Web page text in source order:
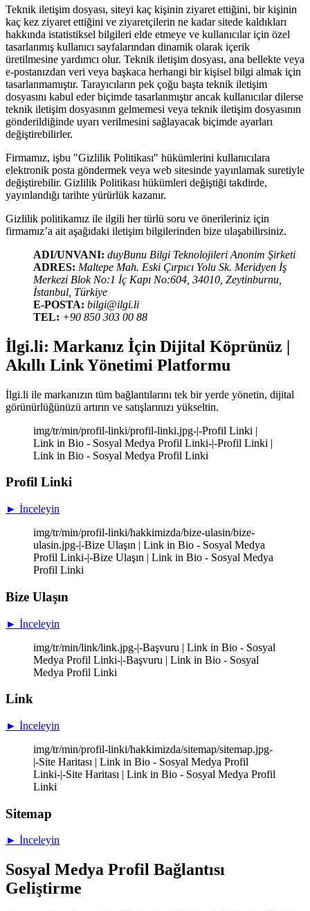
Teknik iletişim dosyası, siteyi kaç kişinin ziyaret ettiğini, bir kişinin
kaç kez ziyaret ettiğini ve ziyaretçilerin ne kadar sitede kaldıkları
hakkında istatistiksel bilgileri elde etmeye ve kullanıcılar için özel
tasarlanmış kullanıcı sayfalarından dinamik olarak içerik
üretilmesine yardımcı olur. Teknik iletişim dosyası, ana bellekte veya
e-postanızdan veri veya başkaca herhangi bir kişisel bilgi almak için
tasarlanmamıştır. Tarayıcıların pek çoğu başta teknik iletişim
dosyasını kabul eder biçimde tasarlanmıştır ancak kullanıcılar dilerse
teknik iletişim dosyasının gelmemesi veya teknik iletişim dosyasının
gönderildiğinde uyarı verilmesini sağlayacak biçimde ayarları
değiştirebilirler.
Firmamız, işbu "Gizlilik Politikası" hükümlerini kullanıcılara
elektronik posta göndermek veya web sitesinde yayınlamak suretiyle
değiştirebilir. Gizlilik Politikası hükümleri değiştiği takdirde,
yayınlandığı tarihte yürürlük kazanır.
Gizlilik politikamız ile ilgili her türlü soru ve önerileriniz için
firmamız’a ait aşağıdaki iletişim bilgilerinden bize ulaşabilirsiniz.
ADI/UNVANI: duyBunu Bilgi Teknolojileri Anonim Şirketi
ADRES: Maltepe Mah. Eski Çırpıcı Yolu Sk. Meridyen İş
Merkezi Blok No:1 İç Kapı No:604, 34010, Zeytinburnu,
İstanbul, Türkiye
E-POSTA: bilgi@ilgi.li
TEL: +90 850 303 00 88
İlgi.li: Markanız İçin Dijital Köprünüz |
Akıllı Link Yönetimi Platformu
İlgi.li ile markanızın tüm bağlantılarını tek bir yerde yönetin, dijital
görünürlüğünüzü artırın ve satışlarınızı yükseltin.
img/tr/min/profil-linki/profil-linki.jpg-|-Profil Linki |
Link in Bio - Sosyal Medya Profil Linki-|-Profil Linki |
Link in Bio - Sosyal Medya Profil Linki
Profil Linki
► İnceleyin
img/tr/min/profil-linki/hakkimizda/bize-ulasin/bize-
ulasin.jpg-|-Bize Ulaşın | Link in Bio - Sosyal Medya
Profil Linki-|-Bize Ulaşın | Link in Bio - Sosyal Medya
Profil Linki
Bize Ulaşın
► İnceleyin
img/tr/min/link/link.jpg-|-Başvuru | Link in Bio - Sosyal
Medya Profil Linki-|-Başvuru | Link in Bio - Sosyal
Medya Profil Linki
Link
► İnceleyin
img/tr/min/profil-linki/hakkimizda/sitemap/sitemap.jpg-
|-Site Haritası | Link in Bio - Sosyal Medya Profil
Linki-|-Site Haritası | Link in Bio - Sosyal Medya Profil
Linki
Sitemap
► İnceleyin
Sosyal Medya Profil Bağlantısı
Geliştirme